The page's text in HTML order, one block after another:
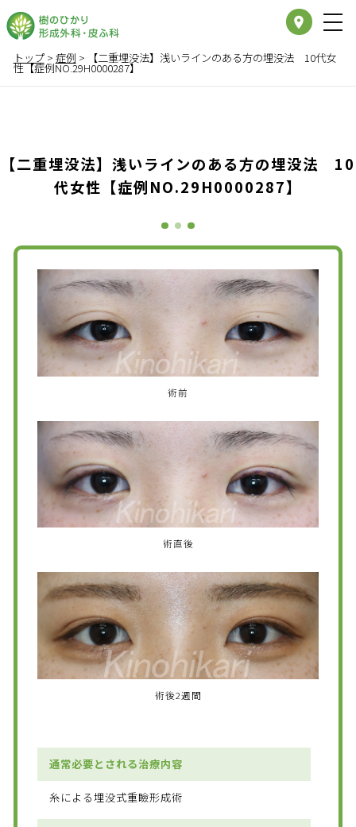
place
トップ> 症例 > 【二重埋没法】浅いラインのある方の埋没法 10代女
性【症例NO.29H0000287】
【二重埋没法】浅いラインのある方の埋没法 10
代女性【症例NO.29H0000287】
術前
術直後
術後2週間
通常必要とされる治療内容
糸による埋没式重瞼形成術